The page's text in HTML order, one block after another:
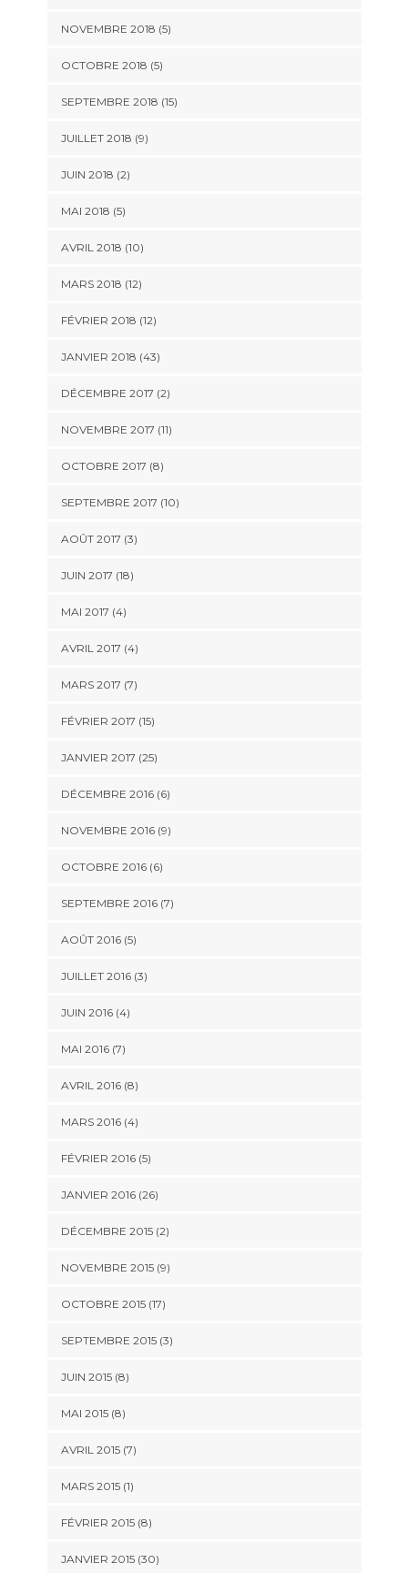
NOVEMBRE 2018 (5)
OCTOBRE 2018 (5)
SEPTEMBRE 2018 (15)
JUILLET 2018 (9)
JUIN 2018 (2)
MAI 2018 (5)
AVRIL 2018 (10)
MARS 2018 (12)
FÉVRIER 2018 (12)
JANVIER 2018 (43)
DÉCEMBRE 2017 (2)
NOVEMBRE 2017 (11)
OCTOBRE 2017 (8)
SEPTEMBRE 2017 (10)
AOÛT 2017 (3)
JUIN 2017 (18)
MAI 2017 (4)
AVRIL 2017 (4)
MARS 2017 (7)
FÉVRIER 2017 (15)
JANVIER 2017 (25)
DÉCEMBRE 2016 (6)
NOVEMBRE 2016 (9)
OCTOBRE 2016 (6)
SEPTEMBRE 2016 (7)
AOÛT 2016 (5)
JUILLET 2016 (3)
JUIN 2016 (4)
MAI 2016 (7)
AVRIL 2016 (8)
MARS 2016 (4)
FÉVRIER 2016 (5)
JANVIER 2016 (26)
DÉCEMBRE 2015 (2)
NOVEMBRE 2015 (9)
OCTOBRE 2015 (17)
SEPTEMBRE 2015 (3)
JUIN 2015 (8)
MAI 2015 (8)
AVRIL 2015 (7)
MARS 2015 (1)
FÉVRIER 2015 (8)
JANVIER 2015 (30)